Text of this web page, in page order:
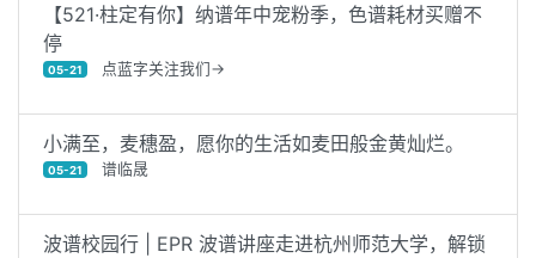
【521·柱定有你】纳谱年中宠粉季，色谱耗材买赠不
停
05-21 点蓝字关注我们→
小满至，麦穗盈，愿你的生活如麦田般金黄灿烂。
05-21 谱临晟
波谱校园行 | EPR 波谱讲座走进杭州师范大学，解锁